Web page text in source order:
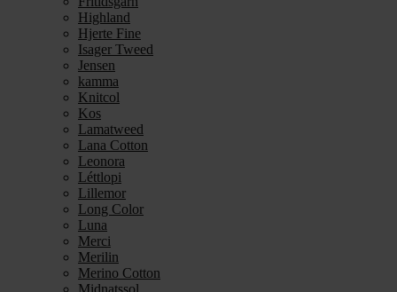
Highland
Hjerte Fine
Isager Tweed
Jensen
kamma
Knitcol
Kos
Lamatweed
Lana Cotton
Leonora
Léttlopi
Lillemor
Long Color
Luna
Merci
Merilin
Merino Cotton
Midnatssol